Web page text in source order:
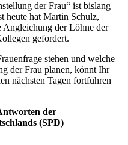
der Frau“ ist bislang
heute hat Martin Schulz,
Angleichung der Löhne der
gefordert.
stehen und welche
der Frau planen, könnt Ihr
nächsten Tagen fortführen
der
(SPD)